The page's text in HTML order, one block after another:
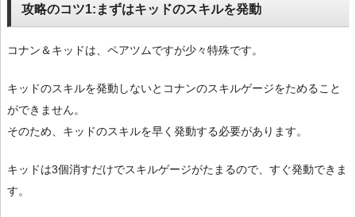
攻略のコツ1:まずはキッドのスキルを発動
コナン＆キッドは、ペアツムですが少々特殊です。
キッドのスキルを発動しないとコナンのスキルゲージをためること
ができません。
そのため、キッドのスキルを早く発動する必要があります。
キッドは3個消すだけでスキルゲージがたまるので、すぐ発動できま
す。